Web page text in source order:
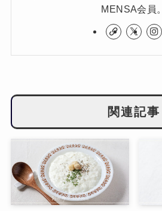
MENSA会員。
関連記事